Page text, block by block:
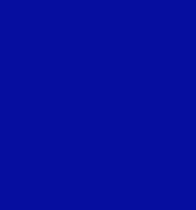
de WC
para Cisternas